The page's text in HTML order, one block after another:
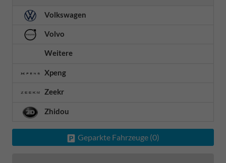
Volkswagen
Volvo
Weitere
Xpeng
Zeekr
Zhidou
Geparkte Fahrzeuge (0)